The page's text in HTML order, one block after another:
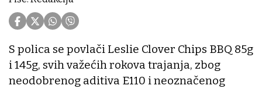
S polica se povlači Leslie Clover Chips BBQ 85g
i 145g, svih važećih rokova trajanja, zbog
neodobrenog aditiva E110 i neoznačenog